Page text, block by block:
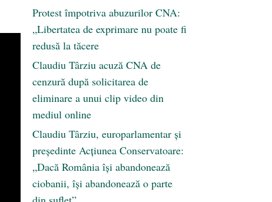
Protest împotriva abuzurilor CNA:
„Libertatea de exprimare nu poate fi
redusă la tăcere
Claudiu Târziu acuză CNA de
cenzură după solicitarea de
eliminare a unui clip video din
mediul online
Claudiu Târziu, europarlamentar și
președinte Acțiunea Conservatoare:
„Dacă România își abandonează
ciobanii, își abandonează o parte